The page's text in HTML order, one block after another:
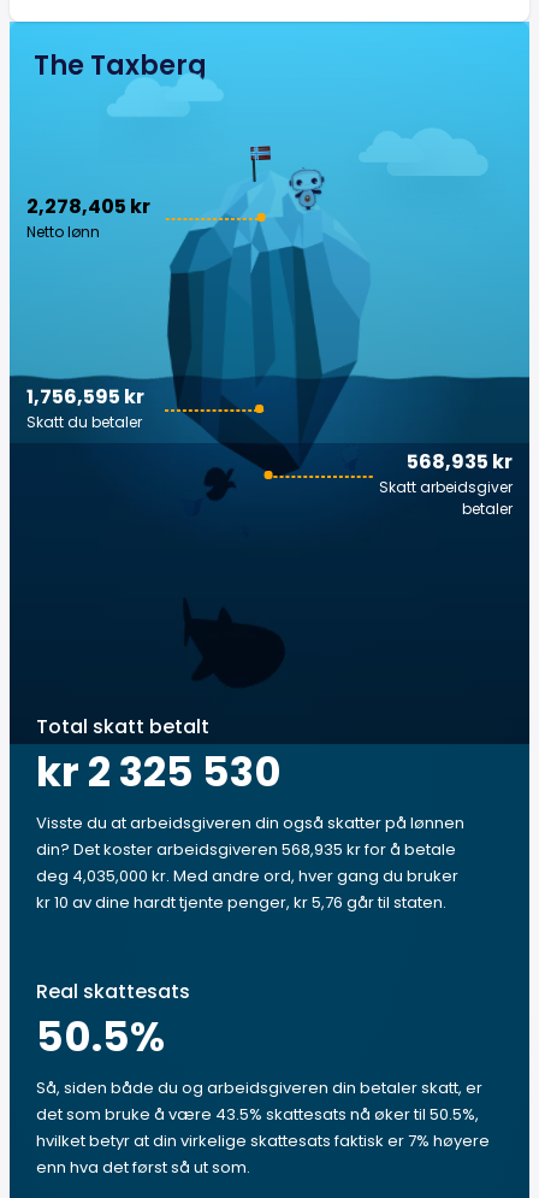
The Taxberg
2,278,405 kr
Netto lønn
568,935 kr
Skatt arbeidsgiver
betaler
1,756,595 kr
Skatt du betaler
Total skatt betalt
kr 2 325 530
Visste du at arbeidsgiveren din også skatter på lønnen
din? Det koster arbeidsgiveren 568,935 kr for å betale
deg 4,035,000 kr. Med andre ord, hver gang du bruker
kr 10 av dine hardt tjente penger, kr 5,76 går til staten.
Real skattesats
50.5%
Så, siden både du og arbeidsgiveren din betaler skatt, er
det som bruke å være 43.5% skattesats nå øker til 50.5%,
hvilket betyr at din virkelige skattesats faktisk er 7% høyere
enn hva det først så ut som.